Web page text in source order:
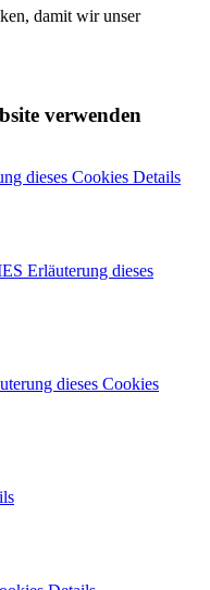
damit wir unser
verwenden
dieses Cookies Details
Erläuterung dieses
dieses Cookies